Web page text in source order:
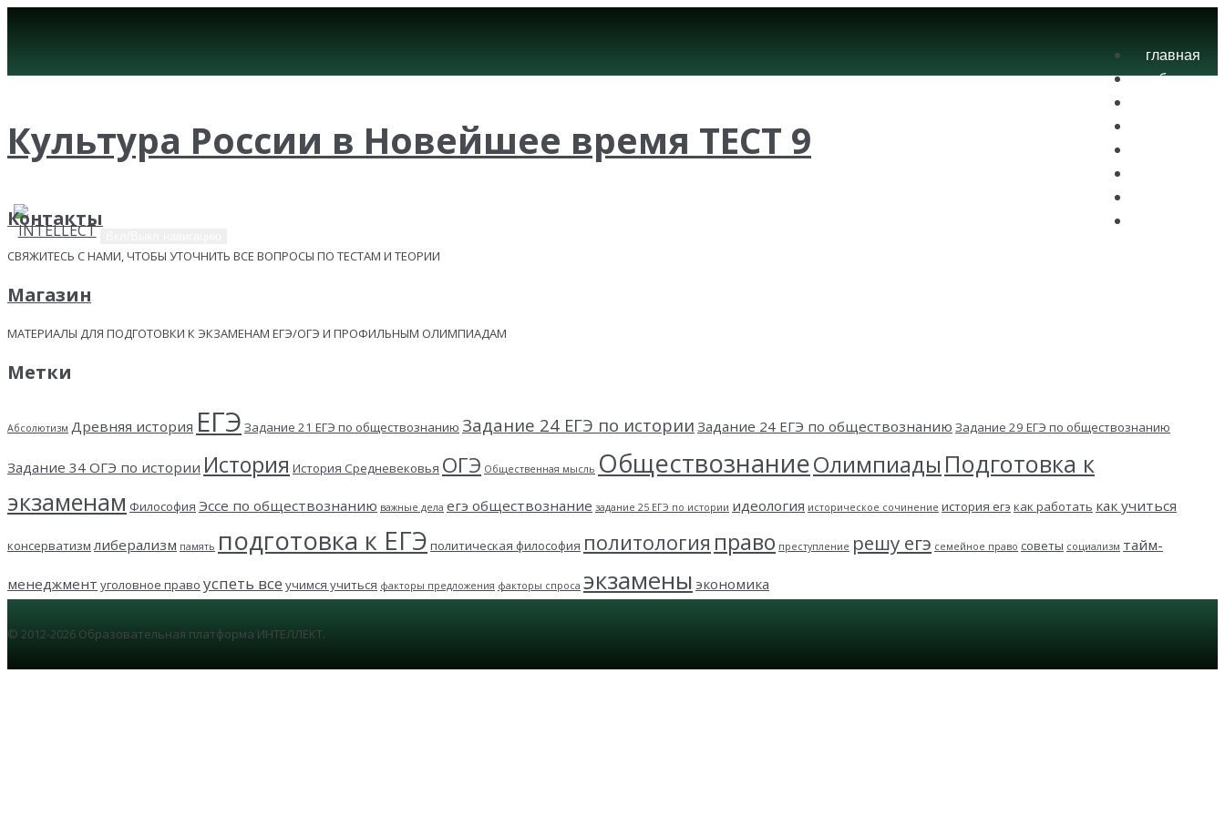
главная
блог
Культура России в Новейшее время ТЕСТ 9
Контакты
СВЯЖИТЕСЬ С НАМИ, ЧТОБЫ УТОЧНИТЬ ВСЕ ВОПРОСЫ ПО ТЕСТАМ И ТЕОРИИ
Магазин
МАТЕРИАЛЫ ДЛЯ ПОДГОТОВКИ К ЭКЗАМЕНАМ ЕГЭ/ОГЭ И ПРОФИЛЬНЫМ ОЛИМПИАДАМ
Метки
Абсолютизм Древняя история ЕГЭ Задание 21 ЕГЭ по обществознанию Задание 24 ЕГЭ по истории Задание 24 ЕГЭ по обществознанию Задание 29 ЕГЭ по обществознанию
Задание 34 ОГЭ по истории История История Средневековья ОГЭ Общественная мысль ОбществознаниеОлимпиады Подготовка к
экзаменам Философия Эссе по обществознанию важные дела егэ обществознание задание 25 ЕГЭ по истории идеология историческое сочинение история егэ как работать как учиться
консерватизм либерализм память подготовка к ЕГЭ политическая философия политология право преступление решу егэ семейное право советы социализм тайм-
менеджмент уголовное право успеть все учимся учиться факторы предложения факторы спроса экзамены экономика
© 2012-2026 Образовательная платформа ИНТЕЛЛЕКТ.